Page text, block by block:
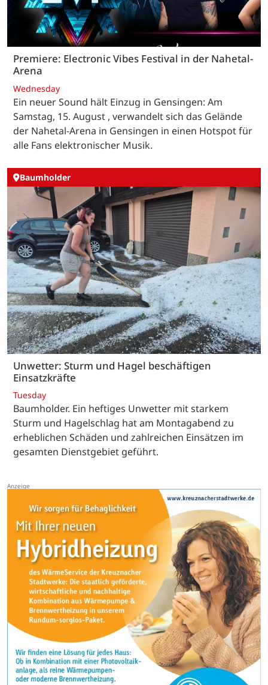
Premiere: Electronic Vibes Festival in der Nahetal-
Arena
Wednesday
Ein neuer Sound hält Einzug in Gensingen: Am
Samstag, 15. August , verwandelt sich das Gelände
der Nahetal-Arena in Gensingen in einen Hotspot für
alle Fans elektronischer Musik.
Baumholder
Unwetter: Sturm und Hagel beschäftigen
Einsatzkräfte
Tuesday
Baumholder. Ein heftiges Unwetter mit starkem
Sturm und Hagelschlag hat am Montagabend zu
erheblichen Schäden und zahlreichen Einsätzen im
gesamten Dienstgebiet geführt.